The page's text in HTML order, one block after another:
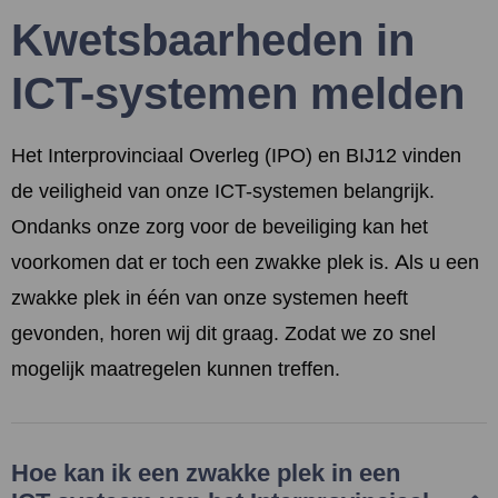
Kwetsbaarheden in
ICT-systemen melden
Het Interprovinciaal Overleg (IPO) en BIJ12 vinden
de veiligheid van onze ICT-systemen belangrijk.
Ondanks onze zorg voor de beveiliging kan het
voorkomen dat er toch een zwakke plek is. Als u een
zwakke plek in één van onze systemen heeft
gevonden, horen wij dit graag. Zodat we zo snel
mogelijk maatregelen kunnen treffen.
Hoe kan ik een zwakke plek in een